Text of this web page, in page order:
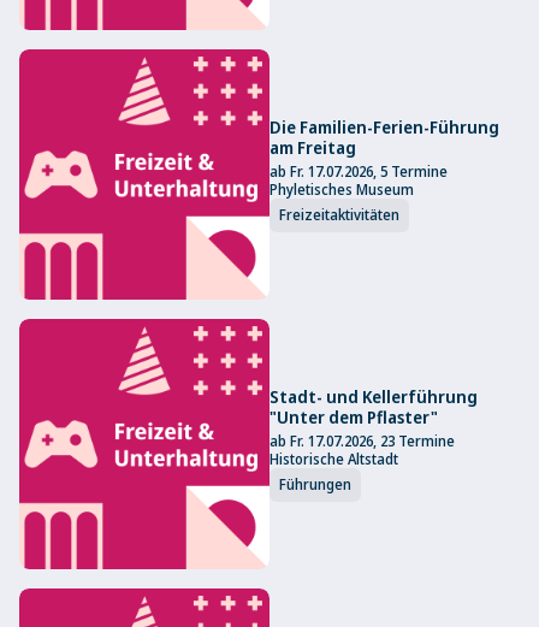
Die Familien-Ferien-Führung
am Freitag
ab Fr. 17.07.2026, 5 Termine
Phyletisches Museum
Freizeitaktivitäten
Stadt- und Kellerführung
"Unter dem Pflaster"
ab Fr. 17.07.2026, 23 Termine
Historische Altstadt
Führungen